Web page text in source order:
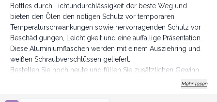
Bottles durch Lichtundurchlässigkeit der beste Weg und
bieten den Ölen den nötigen Schutz vor temporären
Temperaturschwankungen sowie hervorragenden Schutz vor
Beschädigungen, Leichtigkeit und eine auffällige Präsentation.
Diese Aluminiumflaschen werden mit einem Ausziehring und
weißen Schraubverschlüssen geliefert.
Bestellen Sie noch heute und füllen Sie zusätzlichen Gewinn
Mehr lesen